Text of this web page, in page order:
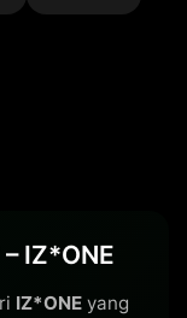
IZ*ONE
IZ*ONE yang